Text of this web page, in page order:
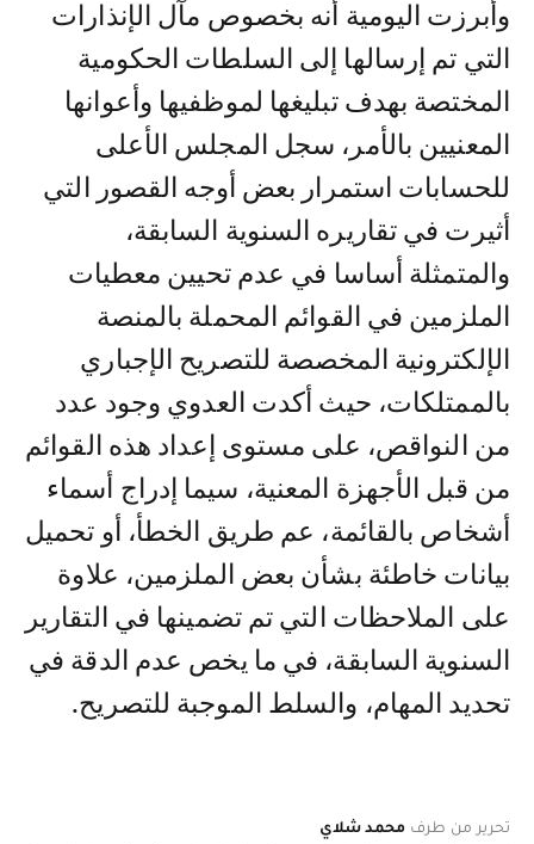
وأبرزت اليومية أنه بخصوص مآل الإنذارات
التي تم إرسالها إلى السلطات الحكومية
المختصة بهدف تبليغها لموظفيها وأعوانها
المعنيين بالأمر، سجل المجلس الأعلى
للحسابات استمرار بعض أوجه القصور التي
أثيرت في تقاريره السنوية السابقة،
والمتمثلة أساسا في عدم تحيين معطيات
الملزمين في القوائم المحملة بالمنصة
الإلكترونية المخصصة للتصريح الإجباري
بالممتلكات، حيث أكدت العدوي وجود عدد
من النواقص، على مستوى إعداد هذه القوائم
من قبل الأجهزة المعنية، سيما إدراج أسماء
أشخاص بالقائمة، عم طريق الخطأ، أو تحميل
بيانات خاطئة بشأن بعض الملزمين، علاوة
على الملاحظات التي تم تضمينها في التقارير
السنوية السابقة، في ما يخص عدم الدقة في
تحديد المهام، والسلط الموجبة للتصريح.
تحرير من طرف محمد شلاي